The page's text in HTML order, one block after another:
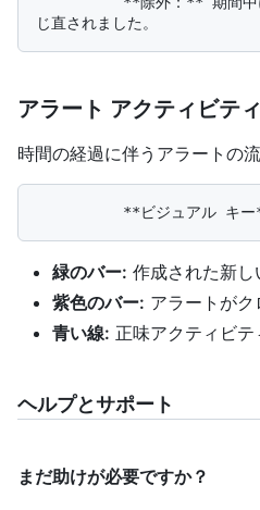
アラート アクティビテ
時間の経過に伴うアラートの
緑のバー: 作成された新し
紫色のバー: アラートがク
青い線: 正味アクティビ
ヘルプとサポート
まだ助けが必要ですか？